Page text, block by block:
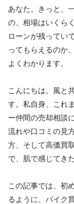
あなた。きっと、
の、相場はいくら
ローンが残ってい
ってもらえるのか
よくわかります。
こんにちは。風と
す。私自身、これ
ー仲間の売却相談
流れや口コミの見
方、そして高価買
で、肌で感じてき
この記事では、初
るように、バイク